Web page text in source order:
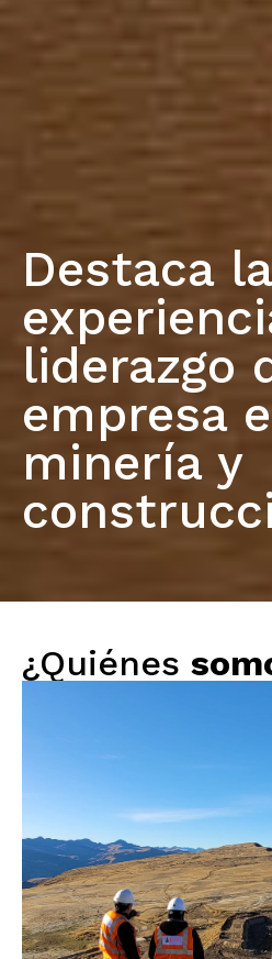
Destaca la
liderazgo
empresa
minería y
¿Quiénes